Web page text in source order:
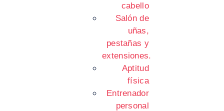
cabello
Salón de
uñas,
pestañas y
extensiones.
Aptitud
física
Entrenador
personal